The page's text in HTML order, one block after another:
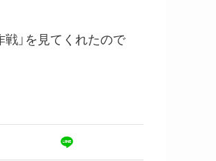
戦」を見てくれたので